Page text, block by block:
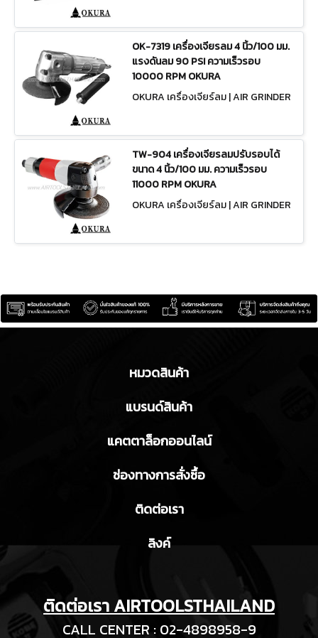
OK-7319 เครื่องเจียรลม 4 นิ้ว/100 มม.
แรงดันลม 90 PSI ความเร็วรอบ
10000 RPM OKURA
OKURA เครื่องเจียร์ลม | AIR GRINDER
TW-904 เครื่องเจียรลมปรับรอบได้
ขนาด 4 นิ้ว/100 มม. ความเร็วรอบ
11000 RPM OKURA
OKURA เครื่องเจียร์ลม | AIR GRINDER
หมวดสินค้า
แบรนด์สินค้า
แคตตาล็อกออนไลน์
ช่องทางการสั่งซื้อ
ติดต่อเรา
ลิงค์
ติดต่อเรา AIRTOOLSTHAILAND
CALL CENTER : 02-4898958-9